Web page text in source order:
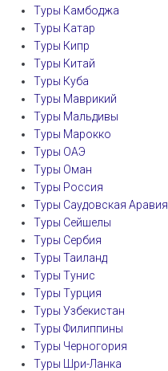
Туры Камбоджа
Туры Катар
Туры Кипр
Туры Китай
Туры Куба
Туры Маврикий
Туры Мальдивы
Туры Марокко
Туры ОАЭ
Туры Оман
Туры Россия
Туры Саудовская Аравия
Туры Сейшелы
Туры Сербия
Туры Таиланд
Туры Тунис
Туры Турция
Туры Узбекистан
Туры Филиппины
Туры Черногория
Туры Шри-Ланка